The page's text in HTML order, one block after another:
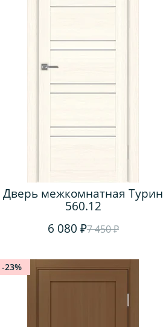
Дверь межкомнатная Турин
560.12
6 080 ₽7 450 ₽
-23%